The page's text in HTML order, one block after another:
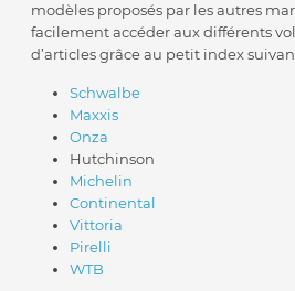
modèles proposés par les autres
facilement accéder aux différents
d’articles grâce au petit index
Schwalbe
Maxxis
Onza
Hutchinson
Michelin
Continental
Vittoria
Pirelli
WTB